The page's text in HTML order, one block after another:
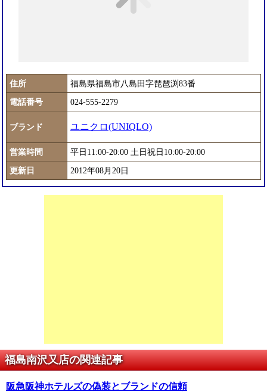
住所
福島県福島市八島田字琵琶渕83番
電話番号
024-555-2279
ブランド ユニクロ(UNIQLO)
営業時間
平日11:00-20:00 土日祝日10:00-20:00
更新日
2012年08月20日
福島南沢又店の関連記事
阪急阪神ホテルズの偽装とブランドの信頼